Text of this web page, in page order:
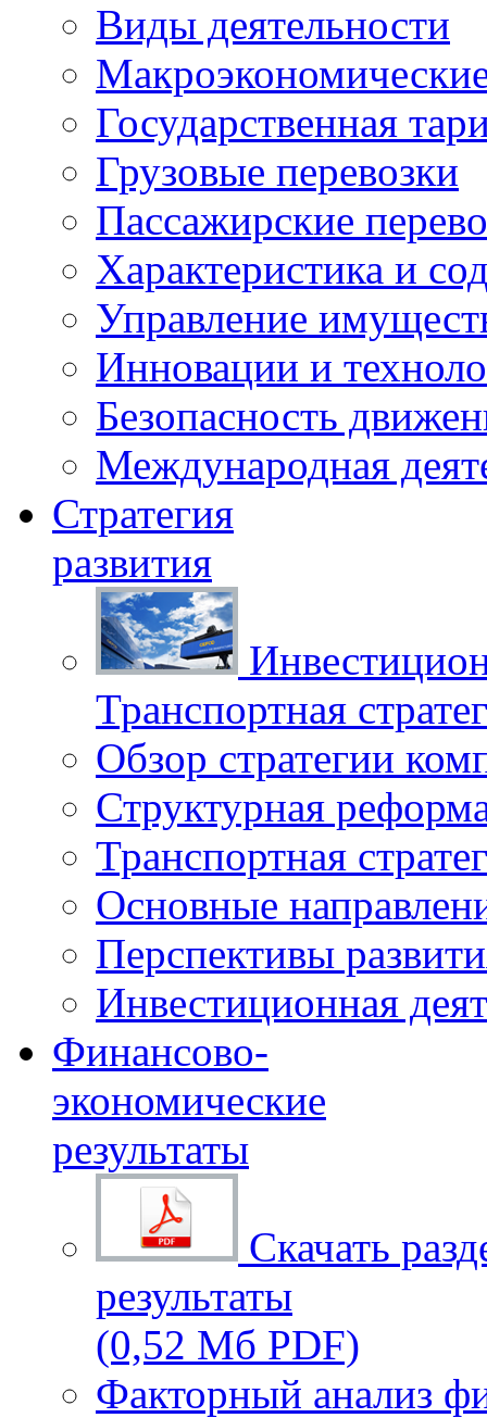
Виды деятельности
Государственная
Грузовые перевозки
Пассажирские
Характеристика и
Управление
Инновации и
Безопасность
Международная
Стратегия
развития
Транспортная
Обзор стратегии
Структурная
Транспортная
Основные
Перспективы
Инвестиционная
Финансово-
экономические
результаты
Скачать
результаты
(0,52 Мб PDF)
Факторный анализ